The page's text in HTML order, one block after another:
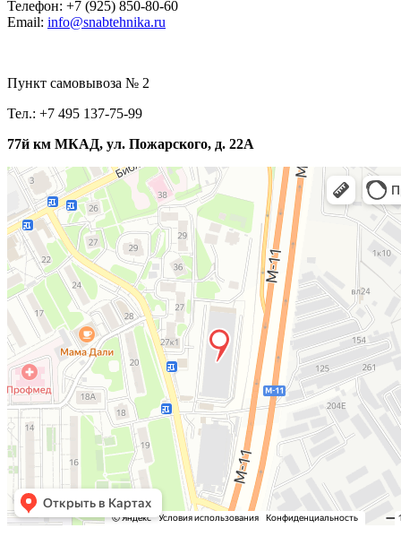
Телефон: +7 (925) 850-80-60
Email: info@snabtehnika.ru
Пункт самовывоза № 2
Тел.: +7 495 137-75-99
77й км МКАД, ул. Пожарского, д. 22А